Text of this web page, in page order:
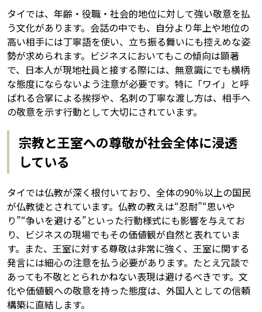
タイでは、年齢・役職・社会的地位に対して強い敬意を払
う文化があります。会話の中でも、自分より年上や地位の
高い相手には丁寧語を使い、立ち振る舞いにも控えめな姿
勢が求められます。ビジネスにおいてもこの傾向は顕著
で、日本人が現地社員と接する際には、無意識にでも横柄
な態度にならないよう注意が必要です。特に「ワイ」と呼
ばれる合掌による挨拶や、名刺の丁寧な渡し方は、相手へ
の敬意を示す行動として大切にされています。
宗教と王室への尊敬が社会全体に浸透
している
タイでは仏教が深く根付いており、全体の90％以上の国民
が仏教徒とされています。仏教の教えは“忍耐”“思いや
り”“争いを避ける”といった行動様式にも影響を与えてお
り、ビジネスの現場でもその価値観が自然と表れていま
す。また、王室に対する尊敬は非常に強く、王室に関する
発言には細心の注意を払う必要があります。たとえ冗談で
あっても不敬ととられかねない表現は避けるべきです。文
化や価値観への敬意を持った態度は、外国人としての信頼
構築に直結します。